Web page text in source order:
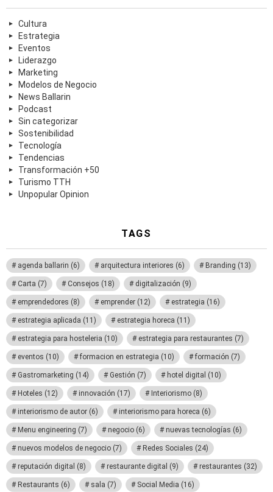
Cultura
Estrategia
Eventos
Liderazgo
Marketing
Modelos de Negocio
News Ballarin
Podcast
Sin categorizar
Sostenibilidad
Tecnología
Tendencias
Transformación +50
Turismo TTH
Unpopular Opinion
TAGS
agenda ballarin (6) arquitectura interiores (6) Branding (13)
Carta (7) Consejos (18) digitalización (9)
emprendedores (8) emprender (12) estrategia (16)
estrategia aplicada (11) estrategia horeca (11)
estrategia para hosteleria (10) estrategia para restaurantes (7)
eventos (10) formacion en estrategia (10) formación (7)
Gastromarketing (14) Gestión (7) hotel digital (10)
Hoteles (12) innovación (17) Interiorismo (8)
interiorismo de autor (6) interiorismo para horeca (6)
Menu engineering (7) negocio (6) nuevas tecnologías (6)
nuevos modelos de negocio (7) Redes Sociales (24)
reputación digital (8) restaurante digital (9) restaurantes (32)
Restaurants (6) sala (7) Social Media (16)